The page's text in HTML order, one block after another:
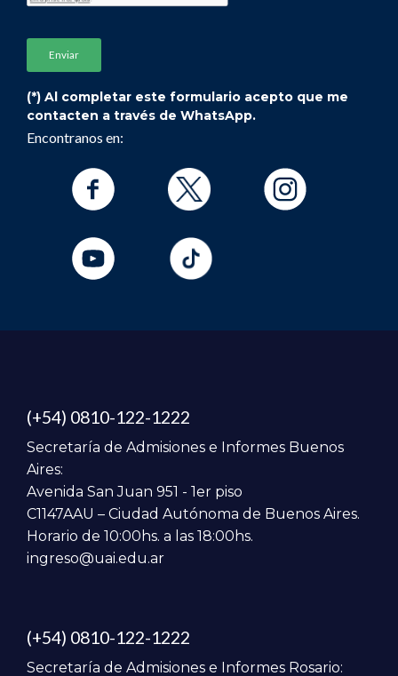
(*) Al completar este formulario acepto que me
contacten a través de WhatsApp.
Encontranos en:
(+54) 0810-122-1222
Secretaría de Admisiones e Informes Buenos
Aires:
Avenida San Juan 951 - 1er piso
C1147AAU – Ciudad Autónoma de Buenos Aires.
Horario de 10:00hs. a las 18:00hs.
ingreso@uai.edu.ar
(+54) 0810-122-1222
Secretaría de Admisiones e Informes Rosario: